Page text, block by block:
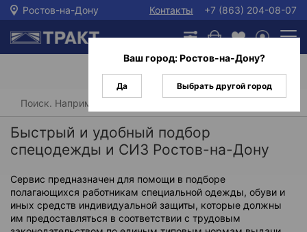
Ростов-на-Дону Контакты +7 (863) 204-08-07
Главная
Быстрый и удобный подбор
спецодежды и СИЗ Ростов-на-Дону
Сервис предназначен для помощи в подборе
полагающихся работникам специальной одежды, обуви и
иных средств индивидуальной защиты, которые должны
им предоставляться в соответствии с трудовым
Ваш город:Ростов-на-Дону?
Да Выбрать другой город